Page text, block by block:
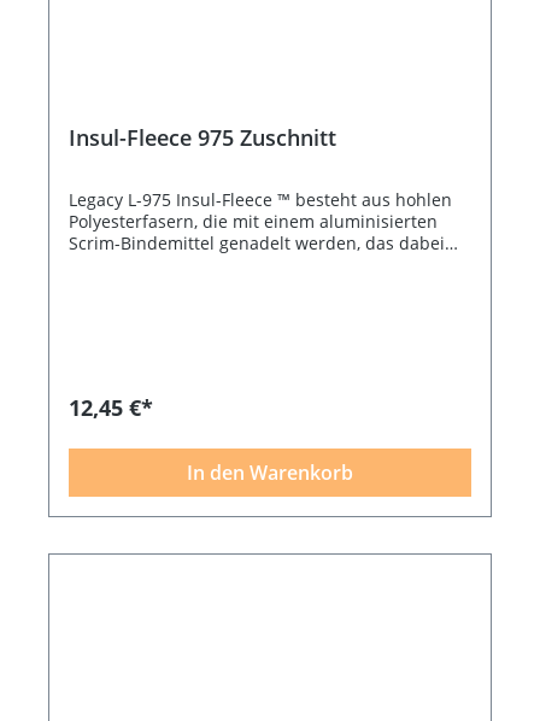
Insul-Fleece 975 Zuschnitt
Legacy L-975 Insul-Fleece ™ besteht aus hohlen
Polyesterfasern, die mit einem aluminisierten
Scrim-Bindemittel genadelt werden, das dabei
durchgenäht werden und ist nach dem Nähen
maschinenwaschbar. Hält heiße Dinge länger
Größe 69 x 114 cm
12,45 €*
In den Warenkorb